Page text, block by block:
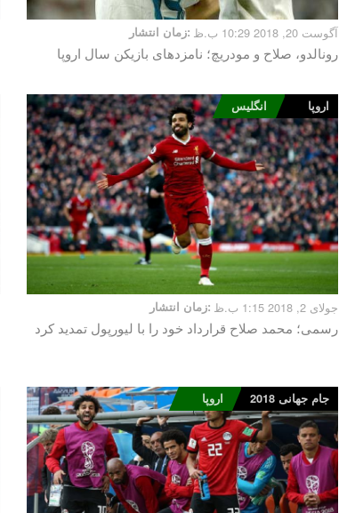
زمان انتشار: آگوست 20, 2018 10:29 ب.ظ
رونالدو، صلاح و مودریچ؛ نامزدهای بازیکن سال اروپا
اروپا انگلیس
زمان انتشار: جولای 2, 2018 1:15 ب.ظ
رسمی؛ محمد صلاح قرارداد خود را با لیورپول تمدید کرد
جام جهانی 2018 اروپا